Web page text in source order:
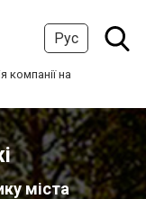
Рус
компанії на
міста